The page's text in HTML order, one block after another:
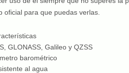
oficial para que puedas verlas.
GLONASS, Galileo y QZSS
barométrico
al agua